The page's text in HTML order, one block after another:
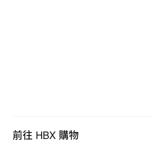
前往 HBX 購物